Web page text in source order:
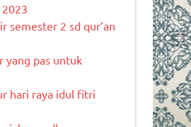
semester 2 sd qur’an
yang pas untuk
hari raya idul fitri